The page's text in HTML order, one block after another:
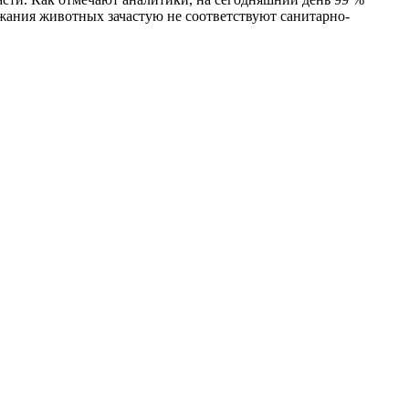
животных зачастую не соответствуют санитарно-